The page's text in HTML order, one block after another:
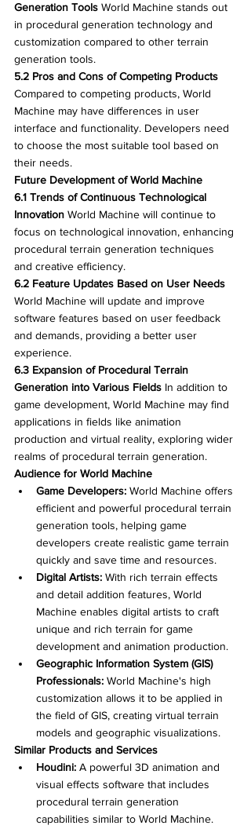
Generation Tools World Machine stands out
in procedural generation technology and
customization compared to other terrain
generation tools.
5.2 Pros and Cons of Competing Products
Compared to competing products, World
Machine may have differences in user
interface and functionality. Developers need
to choose the most suitable tool based on
their needs.
Future Development of World Machine
6.1 Trends of Continuous Technological
Innovation World Machine will continue to
focus on technological innovation, enhancing
procedural terrain generation techniques
and creative efficiency.
6.2 Feature Updates Based on User Needs
World Machine will update and improve
software features based on user feedback
and demands, providing a better user
experience.
6.3 Expansion of Procedural Terrain
Generation into Various Fields In addition to
game development, World Machine may find
applications in fields like animation
production and virtual reality, exploring wider
realms of procedural terrain generation.
Audience for World Machine
Game Developers: World Machine offers
efficient and powerful procedural terrain
generation tools, helping game
developers create realistic game terrain
quickly and save time and resources.
Digital Artists: With rich terrain effects
and detail addition features, World
Machine enables digital artists to craft
unique and rich terrain for game
development and animation production.
Geographic Information System (GIS)
Professionals: World Machine's high
customization allows it to be applied in
the field of GIS, creating virtual terrain
models and geographic visualizations.
Similar Products and Services
Houdini: A powerful 3D animation and
visual effects software that includes
procedural terrain generation
capabilities similar to World Machine.